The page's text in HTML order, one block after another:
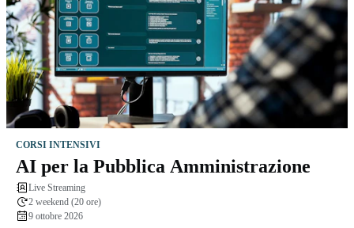
CORSI INTENSIVI
AI per la Pubblica Amministrazione
Live Streaming
2 weekend (20 ore)
9 ottobre 2026